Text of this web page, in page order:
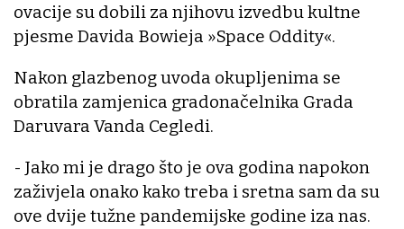
ovacije su dobili za njihovu izvedbu kultne
pjesme Davida Bowieja »Space Oddity«.
Nakon glazbenog uvoda okupljenima se
obratila zamjenica gradonačelnika Grada
Daruvara Vanda Cegledi.
- Jako mi je drago što je ova godina napokon
zaživjela onako kako treba i sretna sam da su
ove dvije tužne pandemijske godine iza nas.